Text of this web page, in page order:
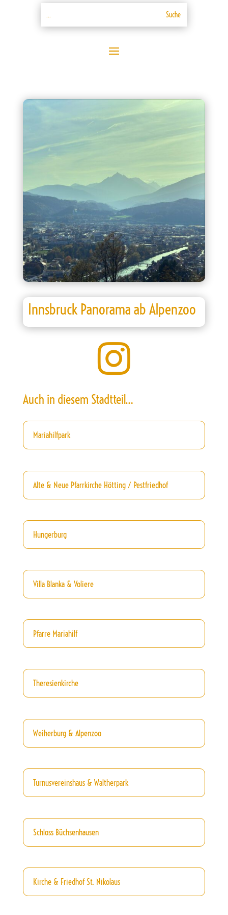
Innsbruck Panorama ab Alpenzoo

Auch in diesem Stadtteil…
Mariahilfpark
Alte & Neue Pfarrkirche Hötting / Pestfriedhof
Hungerburg
Villa Blanka & Voliere
Pfarre Mariahilf
Theresienkirche
Weiherburg & Alpenzoo
Turnusvereinshaus & Waltherpark
Schloss Büchsenhausen
Kirche & Friedhof St. Nikolaus